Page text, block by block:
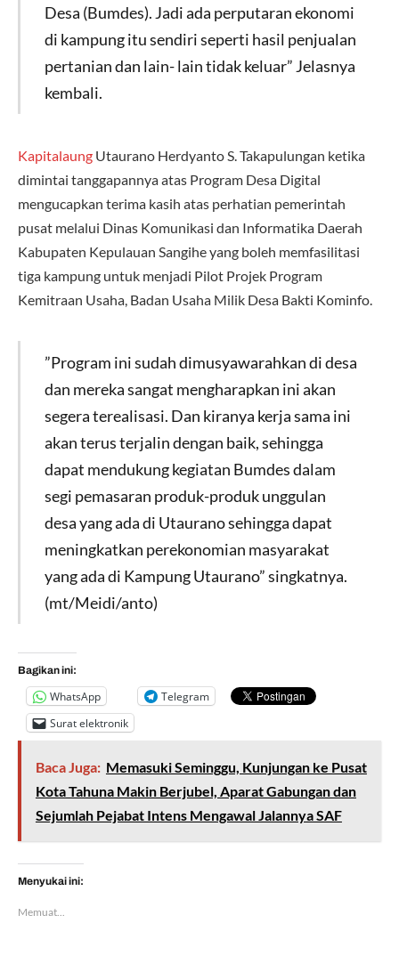
Desa (Bumdes). Jadi ada perputaran ekonomi
di kampung itu sendiri seperti hasil penjualan
pertanian dan lain- lain tidak keluar” Jelasnya
kembali.
Kapitalaung Utaurano Herdyanto S. Takapulungan ketika
dimintai tanggapannya atas Program Desa Digital
mengucapkan terima kasih atas perhatian pemerintah
pusat melalui Dinas Komunikasi dan Informatika Daerah
Kabupaten Kepulauan Sangihe yang boleh memfasilitasi
tiga kampung untuk menjadi Pilot Projek Program
Kemitraan Usaha, Badan Usaha Milik Desa Bakti Kominfo.
”Program ini sudah dimusyawarahkan di desa
dan mereka sangat mengharapkan ini akan
segera terealisasi. Dan kiranya kerja sama ini
akan terus terjalin dengan baik, sehingga
dapat mendukung kegiatan Bumdes dalam
segi pemasaran produk-produk unggulan
desa yang ada di Utaurano sehingga dapat
meningkatkan perekonomian masyarakat
yang ada di Kampung Utaurano” singkatnya.
(mt/Meidi/anto)
Bagikan ini:
WhatsApp
Telegram
Surat elektronik
Baca Juga: Memasuki Seminggu, Kunjungan ke Pusat
Kota Tahuna Makin Berjubel, Aparat Gabungan dan
Sejumlah Pejabat Intens Mengawal Jalannya SAF
Menyukai ini:
Memuat...